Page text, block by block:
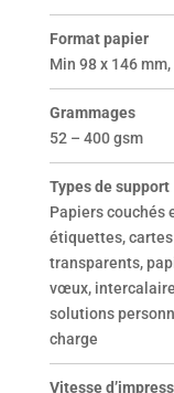
Format papier
Min 98 x 146
Grammages
52 – 400 gsm
Types de support
Papiers couchés
étiquettes,
transparents,
vœux,
solutions
charge
Vitesse